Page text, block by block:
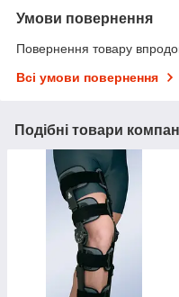
Умови повернення
Повернення товару
Всі умови повернення
Подібні товари